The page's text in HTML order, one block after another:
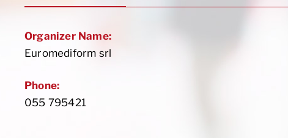
Organizer Name:
Euromediform srl
Phone:
055 795421